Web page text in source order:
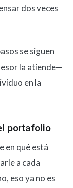
dos veces
se siguen
la atiende—
en la
portafolio
en qué está
a cada
eso ya no es